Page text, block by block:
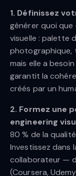
1. Définissez
générer quoi
visuelle : palette
photographique,
mais elle a
garantit la
créés par un
2. Formez une
engineering
80 % de la
Investissez dans
collaborateur —
(Coursera,